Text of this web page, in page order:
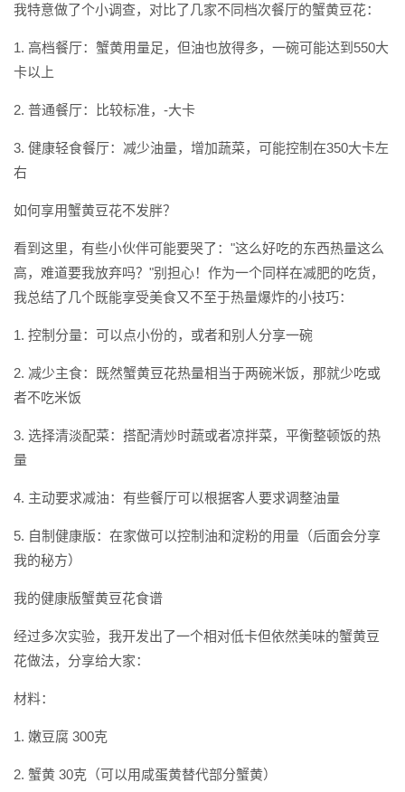
我特意做了个小调查，对比了几家不同档次餐厅的蟹黄豆花：
1. 高档餐厅：蟹黄用量足，但油也放得多，一碗可能达到550大
卡以上
2. 普通餐厅：比较标准，-大卡
3. 健康轻食餐厅：减少油量，增加蔬菜，可能控制在350大卡左
右
如何享用蟹黄豆花不发胖？
看到这里，有些小伙伴可能要哭了："这么好吃的东西热量这么
高，难道要我放弃吗？"别担心！作为一个同样在减肥的吃货，
我总结了几个既能享受美食又不至于热量爆炸的小技巧：
1. 控制分量：可以点小份的，或者和别人分享一碗
2. 减少主食：既然蟹黄豆花热量相当于两碗米饭，那就少吃或
者不吃米饭
3. 选择清淡配菜：搭配清炒时蔬或者凉拌菜，平衡整顿饭的热
量
4. 主动要求减油：有些餐厅可以根据客人要求调整油量
5. 自制健康版：在家做可以控制油和淀粉的用量（后面会分享
我的秘方）
我的健康版蟹黄豆花食谱
经过多次实验，我开发出了一个相对低卡但依然美味的蟹黄豆
花做法，分享给大家：
材料：
1. 嫩豆腐 300克
2. 蟹黄 30克（可以用咸蛋黄替代部分蟹黄）